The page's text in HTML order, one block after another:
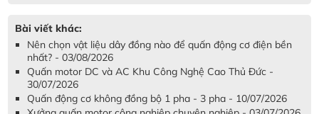
Bài viết khác:
Nên chọn vật liệu dây đồng nào để quấn động cơ điện bền
nhất? - 03/08/2026
Quấn motor DC và AC Khu Công Nghệ Cao Thủ Đức -
30/07/2026
Quấn động cơ không đồng bộ 1 pha - 3 pha - 10/07/2026